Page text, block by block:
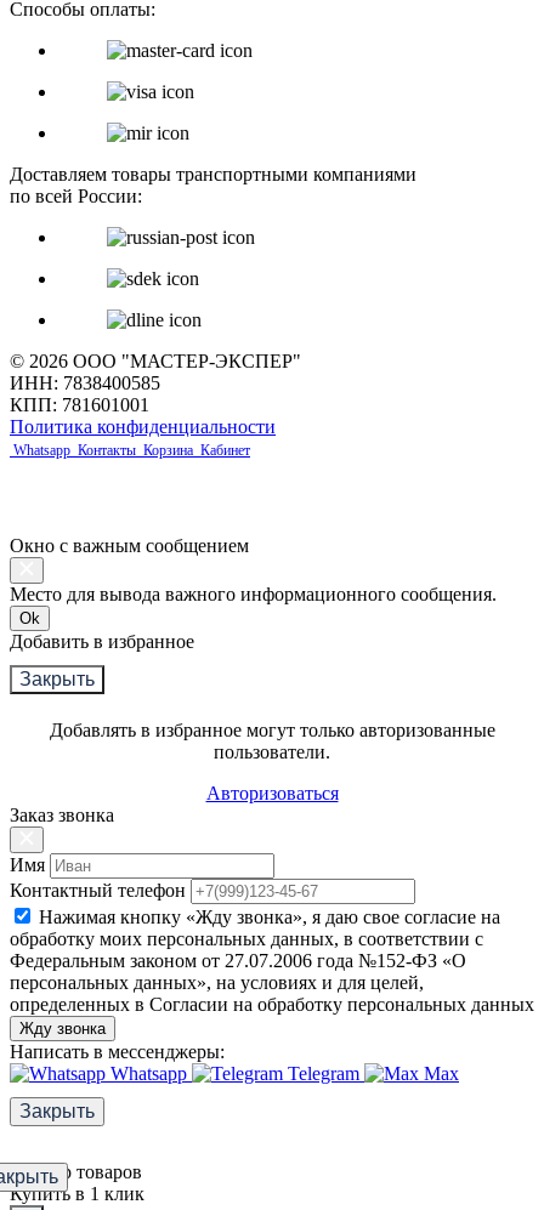
Способы оплаты:
Доставляем товары транспортными компаниями
по всей России:
© 2026 ООО "МАСТЕР-ЭКСПЕР"
ИНН: 7838400585
КПП: 781601001
Политика конфиденциальности
Whatsapp Контакты Корзина Кабинет
Окно с важным сообщением
Место для вывода важного информационного сообщения.
Ok
Добавить в избранное
Закрыть
Добавлять в избранное могут только авторизованные
пользователи.
Авторизоваться
Заказ звонка
Имя
Контактный телефон
Нажимая кнопку «Жду звонка», я даю свое согласие на
обработку моих персональных данных, в соответствии с
Федеральным законом от 27.07.2006 года №152-ФЗ «О
персональных данных», на условиях и для целей,
определенных в Согласии на обработку персональных данных
Жду звонка
Написать в мессенджеры:
Whatsapp
Telegram
Max
Закрыть
Фильтр товаров
Купить в 1 клик